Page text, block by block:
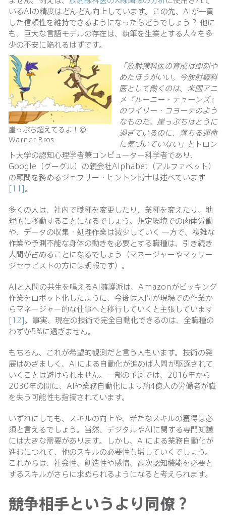
いるAIの精度はどんどん向上しています。この先、AIが一貫
した信頼性を維持できるようになったらどうでしょう？ 他に
も、巨大な言語モデルの存在は、執筆を生業とする人々を多
少の不安に陥れるはずです。
崖っぷち超えてるよ！©
Warner Bros.
「放射線科医の育成は即刻や
めたほうがいい。今放射線科
医として働くのは、米国アニ
メ『ルーニー・テューンズ』
のワイリー・コヨーテのよう
なものだ。崖っぷちはとうに
過ぎているのに、落ちる運命
に気づいていない」 とトロン
ト大学の認知心理学者兼コンピューター科学者であり、
Google（グーグル）の親会社Alphabet（アルファベット）
の顧問を務めるジェフリー・ヒントン博士は述べています
[11]。
多くの人は、社内で職種を変更したり、業種を変えたり、地
理的に移動することになるでしょう。規定環境での肉体労働
や、データの収集・処理作業は減少していく 一方で、複雑な
作業や予測不能な身体の動きを必要とする職種は、引き続き
人間が占めることになるでしょう（マネージャーやマッサー
ジセラピストの方には朗報です）。
AIと人間の共生を唱えるAI擁護派は、Amazonがピッキング
作業をロボット化したように、今後は人間が現場での作業か
らマネージャー的な仕事へと移行していくと主張しています
[12]。事実、現在の技術で完全自動化できるのは、全職種の
わずか5%に過ぎません。
もちろん、これが希望的観測だと言う人もいます。技術の発
展はめざましく、AIによる自動化が進めば人間が駆逐されて
いくことは避けられません。一部の予測では、2016年から
2030年の間に、AIや業務自動化により約4億人の労働者が職
を失う可能性も指摘されています。
いずれにしても、スキルの向上や、新たなスキルの獲得は必
須と言えるでしょう。当然、デジタルやAIに関する専門知識
には大きな需要があります。しかし、AIによる業務自動化が
進むにつれて、他のスキルの必要性も増していくでしょう。
これからは、社会性、創造性や感情、高次認知機能を必要と
するスキルがさらに求められるようになると考えられます。
競争相手というより同僚？